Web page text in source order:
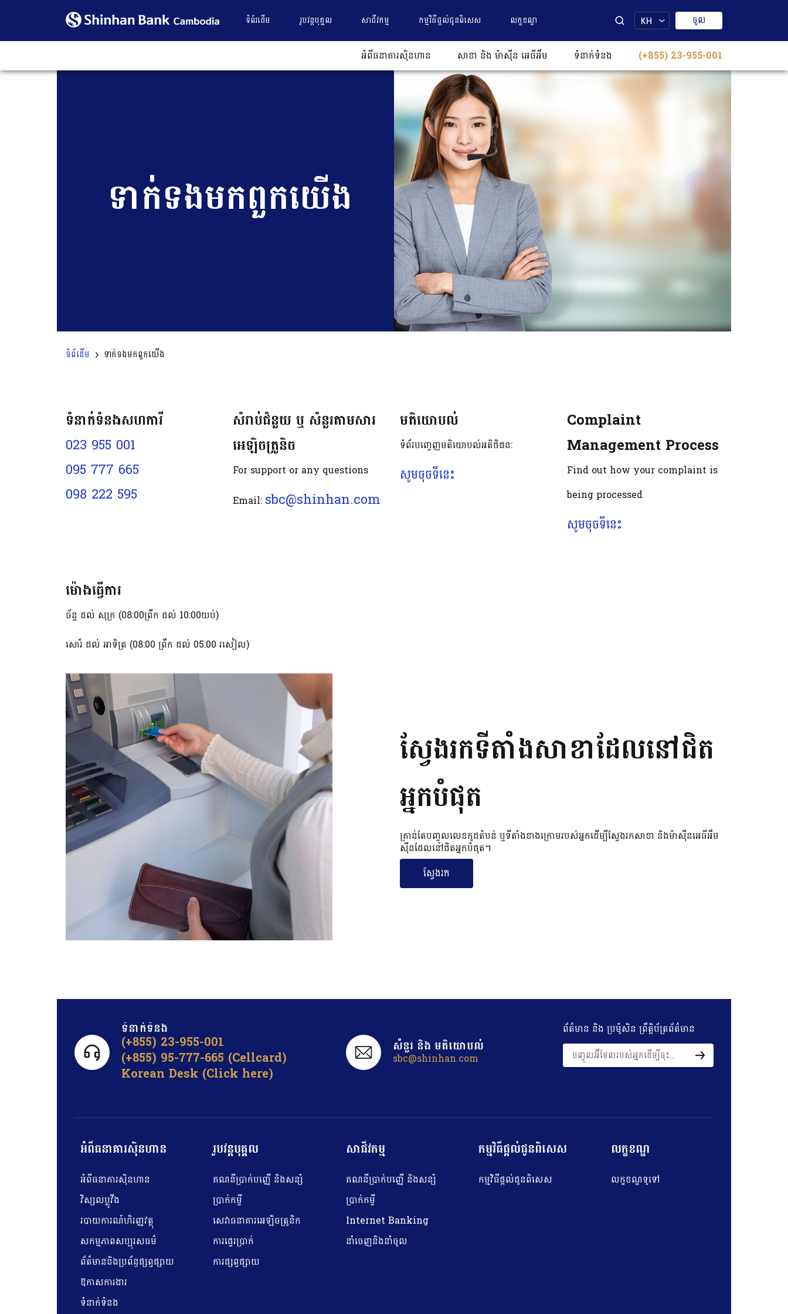
ទំព័រដើម រូបវន្តបុគ្គល សាជីវកម្ម កម្មវិធីផ្តល់ជូនពិសេស លក្ខខណ្ឌ KH ចូល
អំពីធនាគារស៊ិនហាន សាខា និង ម៉ាស៊ីន អេធីអឹម ទំនាក់ទំនង​​ (+855) 23-955-001
ទាក់ទង​មក​ពួក​យើង
ទំព័ដើម ទាក់ទង​មក​ពួក​យើង
ទំនាក់ទំនងសហការី
023​​ 955 001
095 777 665
098 222 595
សំរាប់ជំនួយ ឬ សំនួរតាមសារ
អេឡិចត្រូនិច
For support or any questions
Email: sbc@shinhan.com
មតិយោបល់
ទំព័របញ្ចេញមតិយោបល់អតិថិជន:
សូមចុចទីនេះ
Complaint
Management Process
Find out how your complaint is
being processed
សូមចុចទីនេះ
ម៉ោងធ្វើការ
ច័ន្ទ ដល់ សុក្រ (08:00ព្រឺក ដល់ 10:00យប់)
សោរ៏ ដល់ អាទិត្រ (08:00 ព្រឹក ដល់ 05:00 រសៀល)
ស្វែងរកទីតាំងសាខាដែលនៅជិត
អ្នកបំផុត
គ្រាន់តែបញ្ចូលលេខកូដតំបន់ ឬទីតាំងខាងក្រោមរបស់អ្នកដើម្បីស្វែងរកសាខា និងម៉ាស៊ីនអេធីអឹម
ស៊ីនដែលនៅជិតអ្នកបំផុត។
ស្វែងរក
ទំនាក់ទំនង​
(+855) 23-955-001
(+855) 95-777-665 (Cellcard)
Korean Desk (Click here)
សំនួរ ​និង មតិយោបល់
sbc@shinhan.com
ព័ត៌មាន និង​ ប្រម៉ូសិន​ ព្រឹត្តិប័ត្រព័ត៌មាន
អំពីធនាគារស៊ិនហាន
អំពីធនាគារស៉ិនហាន
វិស្សលប្លូវីង
របាយការណ៍​ហិរញ្ញវត្ថុ
សកម្មភាពសប្បុរសធម៌
ព័ត៌មាននិងប្រព័ន្ធផ្សព្វផ្សាយ
ឱកាសការងារ
ទំនាក់ទំនង​​
រូបវន្តបុគ្គល
គណនីប្រាក់បញ្ញើ និង​​សន្សំ
ប្រាក់កម្ចី
សេវាធនាគារអេឡិចត្រូនិក
ការផ្ទេរប្រាក់
ការផ្សព្វផ្សាយ
សាជីវកម្ម
គណនីប្រាក់បញ្ញើ និង​​សន្សំ
ប្រាក់កម្ចី
Internet Banking
នាំចេញនិងនាំចូល
កម្មវិធីផ្តល់ជូនពិសេស
កម្មវិធីផ្តល់ជូនពិសេស
លក្ខខណ្ឌ
លក្ខខណ្ឌទូទៅ